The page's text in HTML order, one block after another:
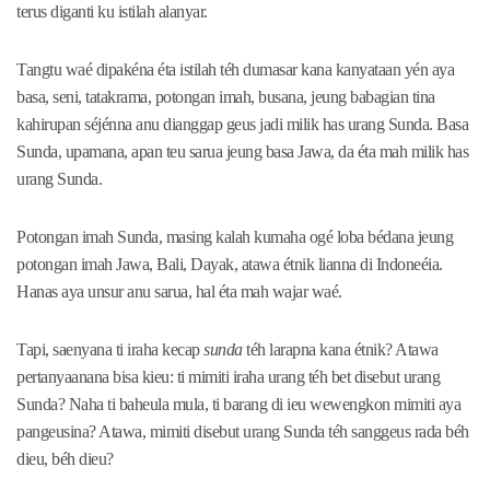
terus diganti ku istilah alanyar.
Tangtu waé dipakéna éta istilah téh dumasar kana kanyataan yén aya
basa, seni, tatakrama, potongan imah, busana, jeung babagian tina
kahirupan séjénna anu dianggap geus jadi milik has urang Sunda. Basa
Sunda, upamana, apan teu sarua jeung basa Jawa, da éta mah milik has
urang Sunda.
Potongan imah Sunda, masing kalah kumaha ogé loba bédana jeung
potongan imah Jawa, Bali, Dayak, atawa étnik lianna di Indoneéia.
Hanas aya unsur anu sarua, hal éta mah wajar waé.
Tapi, saenyana ti iraha kecapsundatéh larapna kana étnik? Atawa
pertanyaanana bisa kieu: ti mimiti iraha urang téh bet disebut urang
Sunda? Naha ti baheula mula, ti barang di ieu wewengkon mimiti aya
pangeusina? Atawa, mimiti disebut urang Sunda téh sanggeus rada béh
dieu, béh dieu?